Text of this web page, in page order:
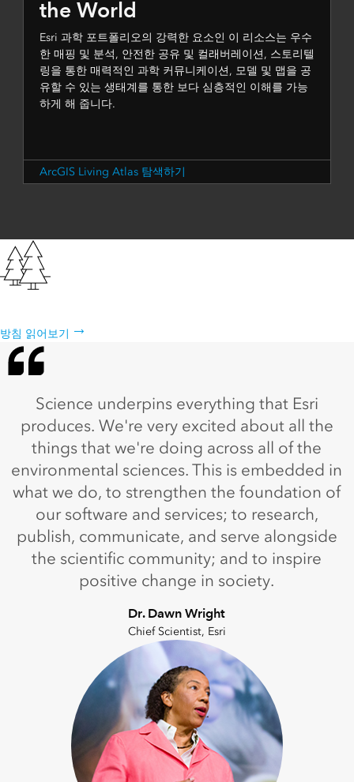
the World
Esri 과학 포트폴리오의 강력한 요소인 이 리소스는 우수
한 매핑 및 분석, 안전한 공유 및 컬래버레이션, 스토리텔
링을 통한 매력적인 과학 커뮤니케이션, 모델 및 맵을 공
유할 수 있는 생태계를 통한 보다 심층적인 이해를 가능
하게 해 줍니다.
ArcGIS Living Atlas 탐색하기
방침 읽어보기
Science underpins everything that Esri
produces. We're very excited about all the
things that we're doing across all of the
environmental sciences. This is embedded in
what we do, to strengthen the foundation of
our software and services; to research,
publish, communicate, and serve alongside
the scientific community; and to inspire
positive change in society.
Dr. Dawn Wright
Chief Scientist, Esri